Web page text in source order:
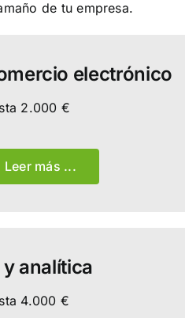
de tu empresa.
electrónico
2.000 €
Leer más ...
y analítica
4.000 €